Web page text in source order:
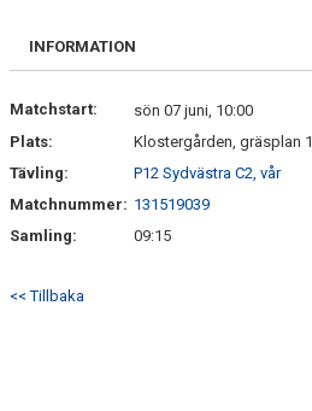
INFORMATION
Matchstart:
sön 07 juni, 10:00
Plats:
Klostergården, gräsplan 1
Tävling:
P12 Sydvästra C2, vår
Matchnummer: 131519039
Samling:
09:15
<< Tillbaka